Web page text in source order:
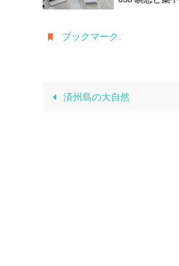
ブックマーク .
済州島の大自然